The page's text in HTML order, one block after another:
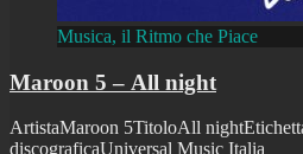
Musica, il Ritmo che Piace
Maroon 5 – All night
ArtistaMaroon 5TitoloAll
discograficaUniversal Music Italia